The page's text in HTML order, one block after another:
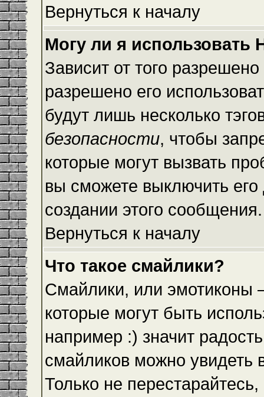
Вернуться к началу
Могу ли я использовать
Зависит от того
разрешено его
будут лишь несколько
безопасности, чтобы
которые могут вызвать
вы сможете выключить
создании этого сообщения.
Вернуться к началу
Что такое смайлики?
Смайлики, или эмотиконы
которые могут быть
например :) значит
смайликов можно
Только не